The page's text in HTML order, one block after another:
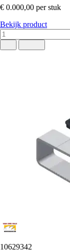
€ 0.000,00 per stuk
Bekijk product
10629342